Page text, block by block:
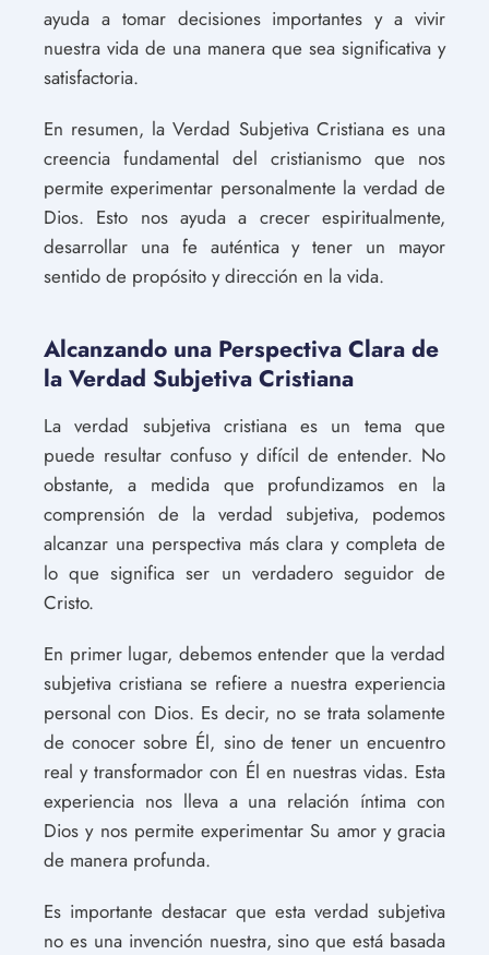
ayuda a tomar decisiones importantes y a vivir
nuestra vida de una manera que sea significativa y
satisfactoria.
En resumen, la Verdad Subjetiva Cristiana es una
creencia fundamental del cristianismo que nos
permite experimentar personalmente la verdad de
Dios. Esto nos ayuda a crecer espiritualmente,
desarrollar una fe auténtica y tener un mayor
sentido de propósito y dirección en la vida.
Alcanzando una Perspectiva Clara de
la Verdad Subjetiva Cristiana
La verdad subjetiva cristiana es un tema que
puede resultar confuso y difícil de entender. No
obstante, a medida que profundizamos en la
comprensión de la verdad subjetiva, podemos
alcanzar una perspectiva más clara y completa de
lo que significa ser un verdadero seguidor de
Cristo.
En primer lugar, debemos entender que la verdad
subjetiva cristiana se refiere a nuestra experiencia
personal con Dios. Es decir, no se trata solamente
de conocer sobre Él, sino de tener un encuentro
real y transformador con Él en nuestras vidas. Esta
experiencia nos lleva a una relación íntima con
Dios y nos permite experimentar Su amor y gracia
de manera profunda.
Es importante destacar que esta verdad subjetiva
no es una invención nuestra, sino que está basada